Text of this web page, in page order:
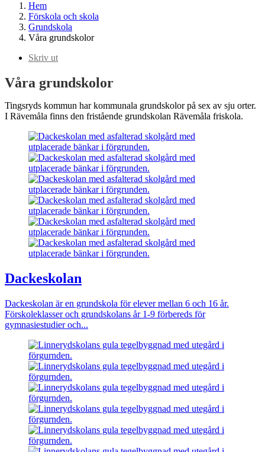
Hem
Förskola och skola
Grundskola
Våra grundskolor
Skriv ut
Våra grundskolor
Tingsryds kommun har kommunala grundskolor på sex av sju orter.
I Rävemåla finns den fristående grundskolan Rävemåla friskola.
Dackeskolan
Dackeskolan är en grundskola för elever mellan 6 och 16 år.
Förskoleklasser och grundskolans år 1-9 förbereds för
gymnasiestudier och...